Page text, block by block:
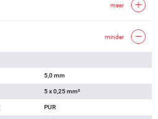
meer
minder
5,0 mm
5 x 0,25 mm²
PUR